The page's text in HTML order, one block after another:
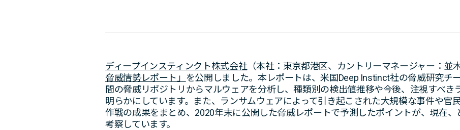
ディープインスティンクト株式会社 （本社：東京都港区、カントリーマネージャー：並
脅威情勢レポート」 を公開しました。本レポートは、米国Deep Instinct社の脅威研究チ
間の脅威リポジトリからマルウェアを分析し、種類別の検出値推移や今後、注視すべき
明らかにしています。また、ランサムウェアによって引き起こされた大規模な事件や官
作戦の成果をまとめ、2020年末に公開した脅威レポートで予測したポイントが、現在
考察しています。